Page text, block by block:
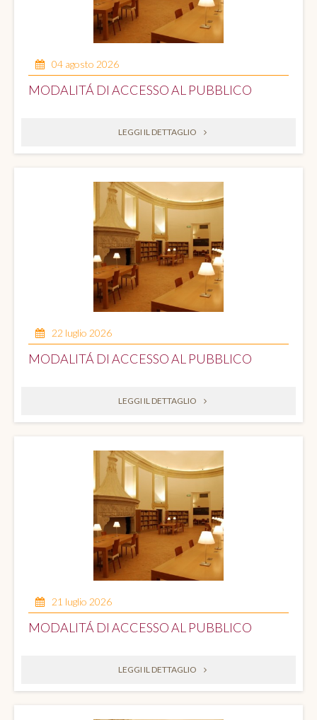
04 agosto 2026
MODALITÁ DI ACCESSO AL PUBBLICO
LEGGI IL DETTAGLIO
22 luglio 2026
MODALITÁ DI ACCESSO AL PUBBLICO
LEGGI IL DETTAGLIO
21 luglio 2026
MODALITÁ DI ACCESSO AL PUBBLICO
LEGGI IL DETTAGLIO